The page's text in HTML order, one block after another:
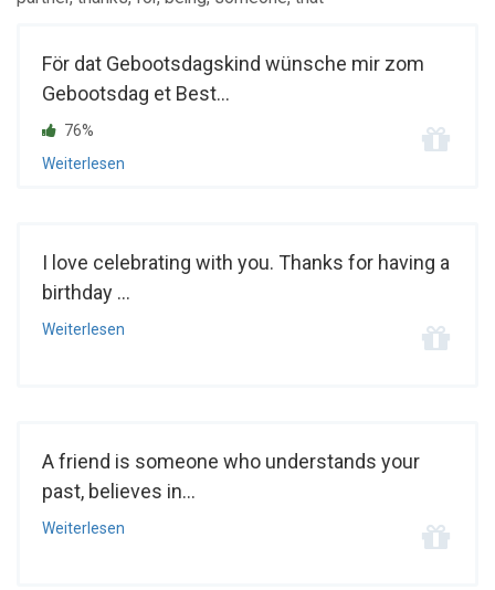
För dat Gebootsdagskind wünsche mir zom
Gebootsdag et Best...
76%
Weiterlesen
I love celebrating with you. Thanks for having a
birthday ...
Weiterlesen
A friend is someone who understands your
past, believes in...
Weiterlesen